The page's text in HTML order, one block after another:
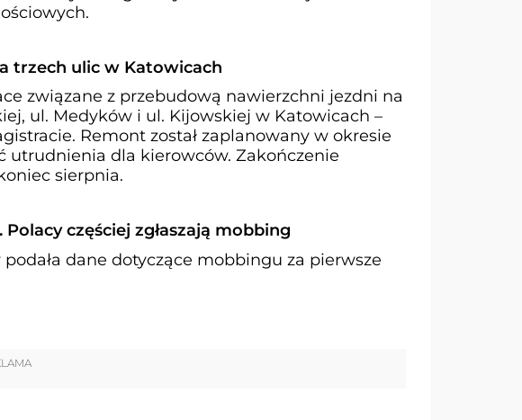
trzech ulic w Katowicach
związane z przebudową nawierzchni jezdni na
ul. Medyków i ul. Kijowskiej w Katowicach –
Remont został zaplanowany w okresie
utrudnienia dla kierowców. Zakończenie
sierpnia.
Polacy częściej zgłaszają mobbing
dane dotyczące mobbingu za pierwsze